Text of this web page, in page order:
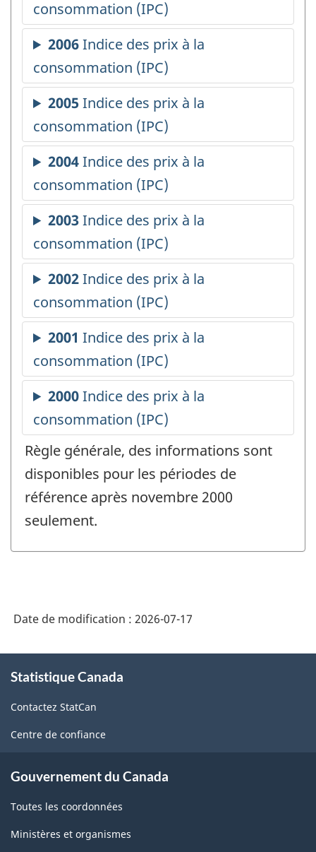
Règle générale, des informations sont
disponibles pour les périodes de
référence après novembre 2000
seulement.
Date de modification : 2026-07-17
propos
ce
site
Statistique Canada
Contactez StatCan
Centre de confiance
Gouvernement du Canada
Toutes les coordonnées
Ministères et organismes